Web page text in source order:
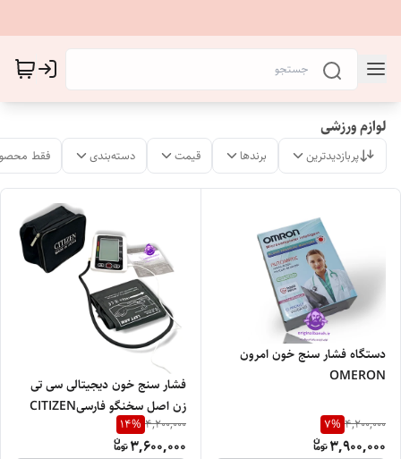
لوازم ورزشی
پربازدیدترین برندها قیمت دسته‌بندی فقط
دستگاه فشار سنج خون امرون
OMERON
4,200,000
7%
3,900,000
فشار سنج خون دیجیتالی سی تی
زن اصل سخنگو فارسیCITIZEN
PROFISHNAL NEW 14.2
4,200,000
14%
3,600,000